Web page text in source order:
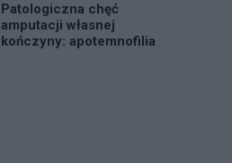
Patologiczna chęć
amputacji własnej
kończyny: apotemnofilia